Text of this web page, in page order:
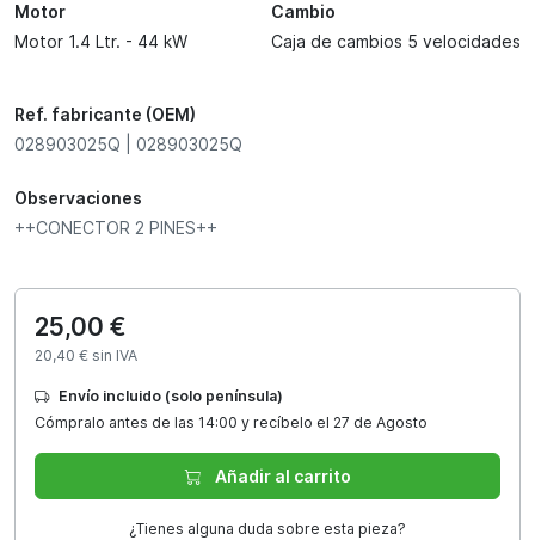
Motor
Motor 1.4 Ltr. - 44 kW
Cambio
Caja de cambios 5 velocidades
Ref. fabricante (OEM)
028903025Q | 028903025Q
Observaciones
++CONECTOR 2 PINES++
25,00 €
20,40 € sin IVA
Envío incluido (solo península)
Cómpralo antes de las 14:00 y recíbelo el 27 de Agosto
Añadir al carrito
¿Tienes alguna duda sobre esta pieza?